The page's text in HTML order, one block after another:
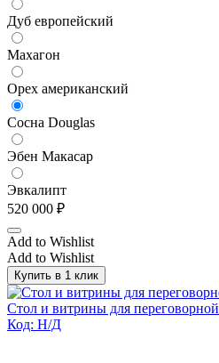
Дуб европейский
Махагон
Орех американский
Сосна Douglas
Эбен Макасар
Эвкалипт
520 000 ₽
Add to Wishlist
Add to Wishlist
Купить в 1 клик
Стол и витрины для переговорной
Код: Н/Д